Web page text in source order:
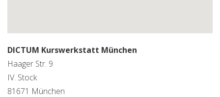
DICTUM Kurswerkstatt München
Haager Str. 9
IV. Stock
81671 München